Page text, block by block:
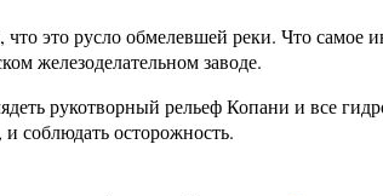
это русло обмелевшей реки. Что самое
железоделательном заводе.
рукотворный рельеф Копани и все
соблюдать осторожность.